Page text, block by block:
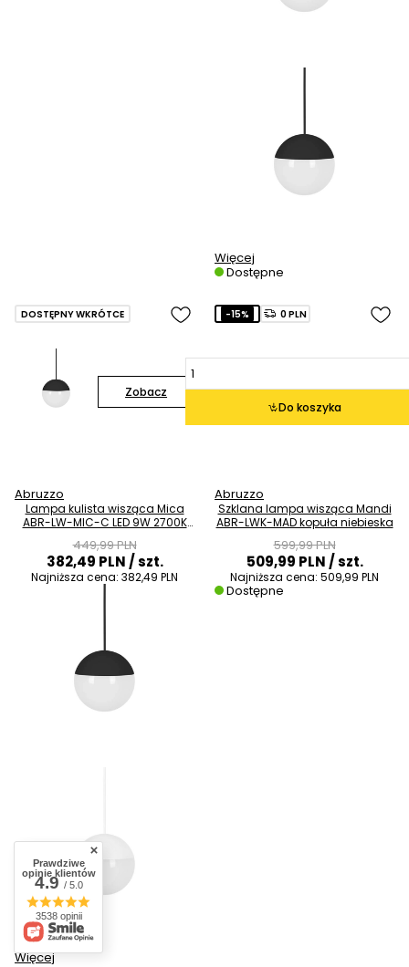
Więcej
Dostępne
Zobacz
DOSTĘPNY WKRÓTCE
Abruzzo
Lampa kulista wisząca Mica
ABR-LW-MIC-C LED 9W 2700K
449,99 PLN
382,49 PLN/ szt.
Najniższa cena: 382,49 PLN
Więcej
Do koszyka
-15% 0 PLN
Abruzzo
Szklana lampa wisząca Mandi
ABR-LWK-MAD kopuła niebieska
599,99 PLN
509,99 PLN/ szt.
Najniższa cena: 509,99 PLN
Dostępne
Prawdziwe
opinie klientów
4.9/ 5.0
3538 opinii